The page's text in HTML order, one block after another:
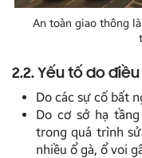
An toàn giao thông
2.2. Yếu tố do
Do các sự cố bất
Do cơ sở hạ
trong quá trình
nhiều ổ gà, ổ voi